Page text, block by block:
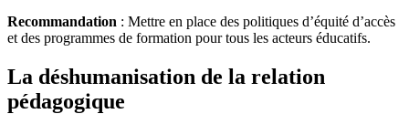
Recommandation : Mettre en place des politiques d’équité d’accès
et des programmes de formation pour tous les acteurs éducatifs.
La déshumanisation de la relation
pédagogique